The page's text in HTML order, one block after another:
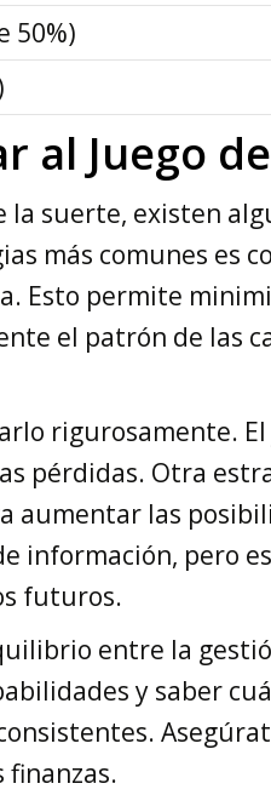
50%)
al Juego
suerte, existen
más comunes es
Esto permite
el patrón de las
rigurosamente.
pérdidas. Otra
aumentar las
información, pero
futuros.
entre la
y saber